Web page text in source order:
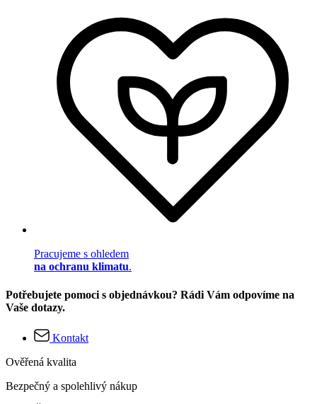
Pracujeme s ohledem
na ochranu klimatu.
Potřebujete pomoci s objednávkou? Rádi Vám odpovíme na
Vaše dotazy.
Kontakt
Ověřená kvalita
Bezpečný a spolehlivý nákup